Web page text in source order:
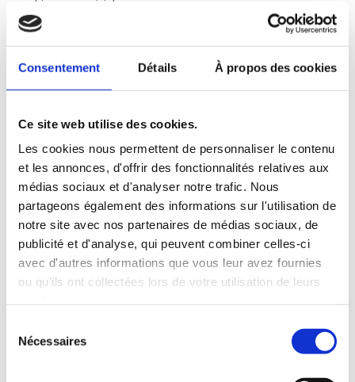
Consentement Détails À propos des cookies
Ce site web utilise des cookies.
Les cookies nous permettent de personnaliser le contenu
et les annonces, d'offrir des fonctionnalités relatives aux
médias sociaux et d'analyser notre trafic. Nous
partageons également des informations sur l'utilisation de
notre site avec nos partenaires de médias sociaux, de
publicité et d'analyse, qui peuvent combiner celles-ci
avec d'autres informations que vous leur avez fournies
ou qu'ils ont collectées lors de votre utilisation de leurs
Nécessaires
ambiance conviviale.
🥇 Le grand gagnant du concours est Tony FLOURY du centre
Eaux se classe deuxième.
troisième.
magnifique journée. 👏
Merci aux membres de la commission RH et Adhérent(e)s
Scapartois et aux professionnels ayant contribué à la réussite
de ce concours régional.
🍀 Bonne chance à Tony, notre gagnant régional pour sa
participation en juin prochain, lors de l’épreuve nationale
organisée par le commission VFM.